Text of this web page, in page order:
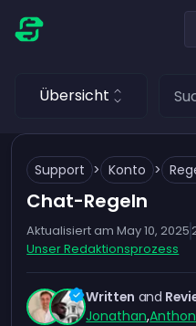
Übersicht
Support > Konto >
Chat-Regeln
Aktualisiert am May 10, 2025
Unser Redaktionsprozess
Written and
Jonathan,